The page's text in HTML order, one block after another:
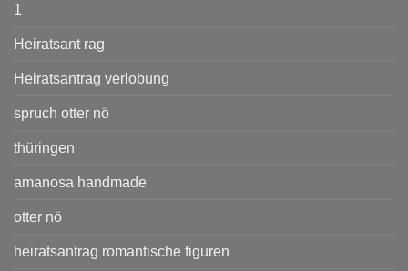
1
Heiratsant rag
Heiratsantrag verlobung
spruch otter nö
thüringen
amanosa handmade
otter nö
heiratsantrag romantische figuren